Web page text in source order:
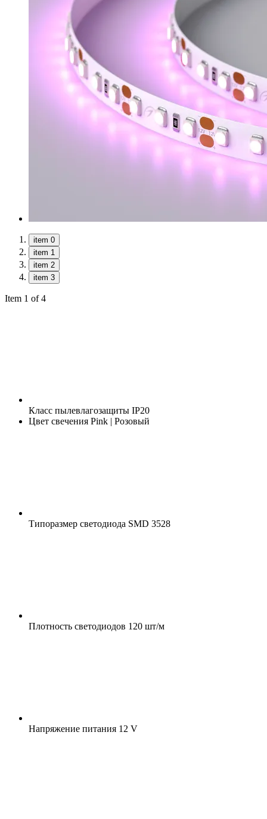
item 0
item 1
item 2
item 3
Item 1 of 4
Класс пылевлагозащиты IP20
Цвет свечения Pink | Розовый
Типоразмер светодиода SMD 3528
Плотность светодиодов 120 шт/м
Напряжение питания 12 V